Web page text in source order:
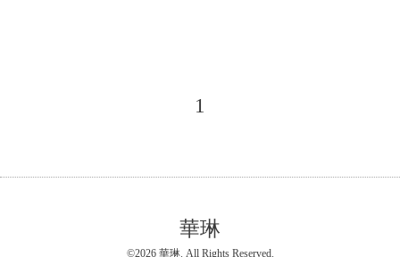
1
華琳
©2026 華琳. All Rights Reserved.